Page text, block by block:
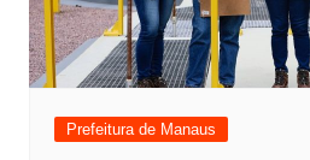
Prefeitura de Manaus